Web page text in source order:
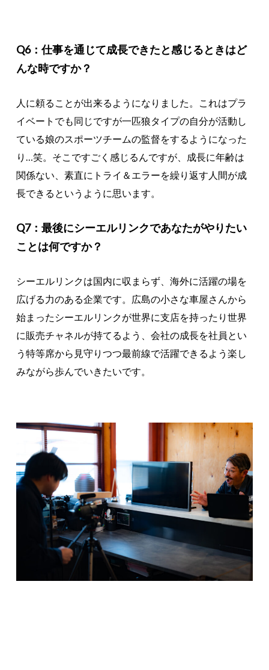
Q6：仕事を通じて成長できたと感じるときはど
んな時ですか？
人に頼ることが出来るようになりました。これはプラ
イベートでも同じですが一匹狼タイプの自分が活動し
ている娘のスポーツチームの監督をするようになった
り…笑。そこですごく感じるんですが、成長に年齢は
関係ない、素直にトライ＆エラーを繰り返す人間が成
長できるというように思います。
Q7：最後にシーエルリンクであなたがやりたい
ことは何ですか？
シーエルリンクは国内に収まらず、海外に活躍の場を
広げる力のある企業です。広島の小さな車屋さんから
始まったシーエルリンクが世界に支店を持ったり世界
に販売チャネルが持てるよう、会社の成長を社員とい
う特等席から見守りつつ最前線で活躍できるよう楽し
みながら歩んでいきたいです。